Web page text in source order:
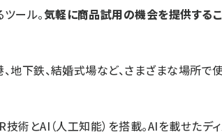
ール。気軽に商品試用の機会を提供する
地下鉄、結婚式場など、さまざまな場所で
術とAI（人工知能）を搭載。AIを載せたデ